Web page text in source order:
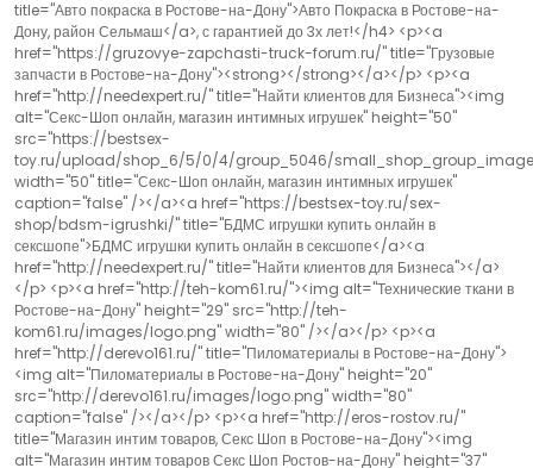
title="Авто покраска в Ростове-на-Дону">Авто Покраска в Ростове-на-
Дону, район Сельмаш</a>, с гарантией до 3х лет!</h4> <p><a
href="https://gruzovye-zapchasti-truck-forum.ru/" title="Грузовые
запчасти в Ростове-на-Дону"><strong></strong></a></p> <p><a
href="http://needexpert.ru/" title="Найти клиентов для Бизнеса"><img
alt="Секс-Шоп онлайн, магазин интимных игрушек" height="50"
src="https://bestsex-
toy.ru/upload/shop_6/5/0/4/group_5046/
width="50" title="Секс-Шоп онлайн, магазин интимных игрушек"
caption="false" /></a><a href="https://bestsex-toy.ru/sex-
shop/bdsm-igrushki/" title="БДМС игрушки купить онлайн в
сексшопе">БДМС игрушки купить онлайн в сексшопе</a><a
href="http://needexpert.ru/" title="Найти клиентов для Бизнеса"></a>
</p> <p><a href="http://teh-kom61.ru/"><img alt="Технические ткани в
Ростове-на-Дону" height="29" src="http://teh-
kom61.ru/images/logo.png" width="80" /></a></p> <p><a
href="http://derevo161.ru/" title="Пиломатериалы в Ростове-на-Дону">
<img alt="Пиломатериалы в Ростове-на-Дону" height="20"
src="http://derevo161.ru/images/logo.png" width="80"
caption="false" /></a></p> <p><a href="http://eros-rostov.ru/"
title="Магазин интим товаров, Секс Шоп в Ростове-на-Дону"><img
alt="Магазин интим товаров Секс Шоп Ростов-на-Дону" height="37"